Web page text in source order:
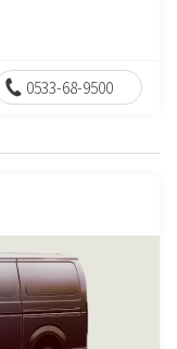
0533-68-9500